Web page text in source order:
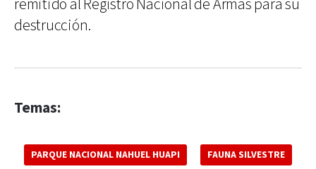
remitido al Registro Nacional de Armas para su
destrucción.
Temas:
PARQUE NACIONAL NAHUEL HUAPI FAUNA SILVESTRE